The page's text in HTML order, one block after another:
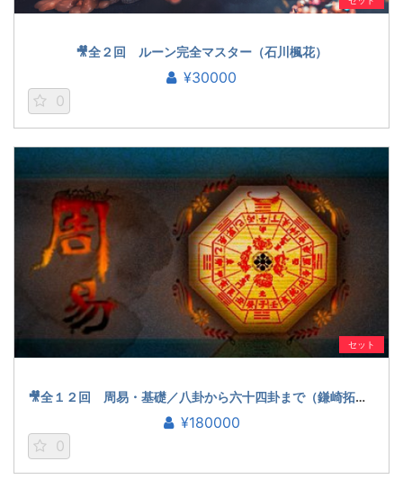
🎥全２回 ルーン完全マスター（石川楓花）
¥30000
0
セット
🎥全１２回 周易・基礎／八卦から六十四卦まで（鎌崎拓洋）
¥180000
0